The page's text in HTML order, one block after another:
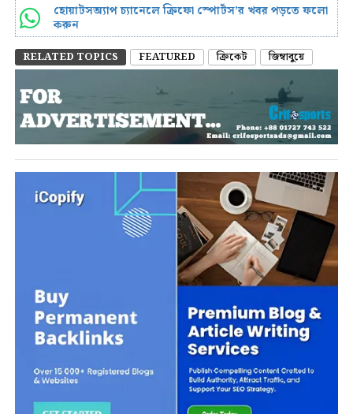
হোয়াটসঅ্যাপ চ্যানেলে ক্রিফো স্পোর্টস’র খবর পড়তে ফলো
করুন
RELATED TOPICS FEATURED ক্রিকেট জিম্বাবুয়ে